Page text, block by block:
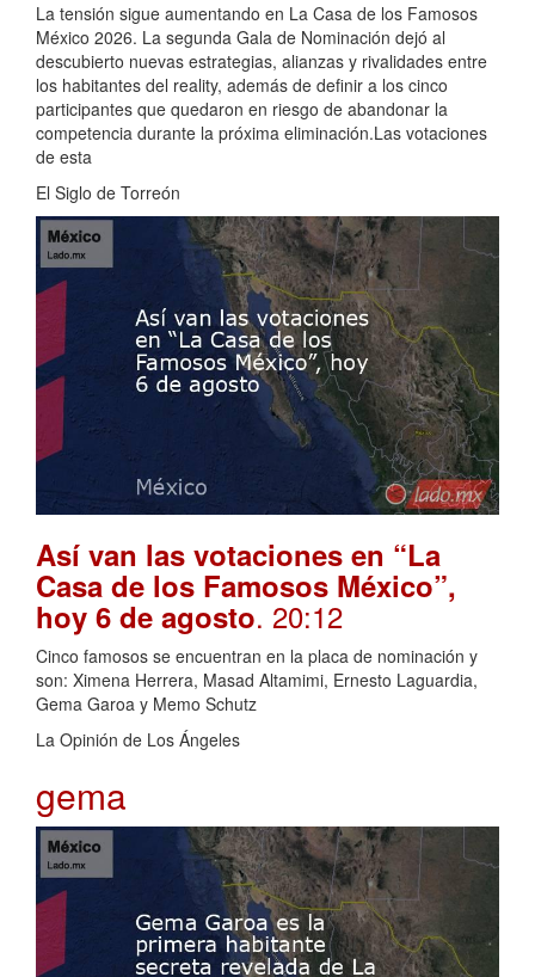
La tensión sigue aumentando en La Casa de los Famosos
México 2026. La segunda Gala de Nominación dejó al
descubierto nuevas estrategias, alianzas y rivalidades entre
los habitantes del reality, además de definir a los cinco
participantes que quedaron en riesgo de abandonar la
competencia durante la próxima eliminación.Las votaciones
de esta
El Siglo de Torreón
Así van las votaciones en “La
Casa de los Famosos México”,
hoy 6 de agosto. 20:12
Cinco famosos se encuentran en la placa de nominación y
son: Ximena Herrera, Masad Altamimi, Ernesto Laguardia,
Gema Garoa y Memo Schutz
La Opinión de Los Ángeles
gema